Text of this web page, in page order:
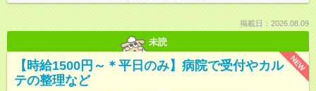
掲載日：2026.08.09
未読
NEW
【時給1500円～＊平日のみ】病院で受付やカル
テの整理など